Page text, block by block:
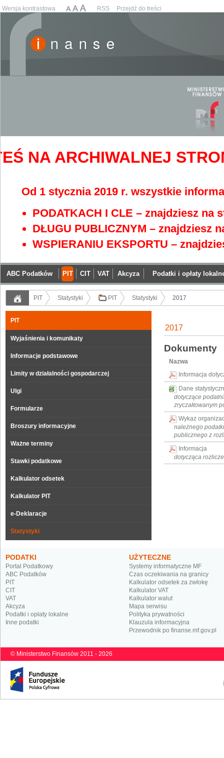
Wersja kontrastowa RSS Przejdź do treści
NA ARCHIWALNEJ
Od 1 stycznia 2019 r. wszystkie
PODATKACH I CLE – znajdziesz na
DŁUGU PUBLICZNYM – znajdziesz
WSPIERANIU EKSPORTU –
ABC Podatków PIT CIT VAT Akcyza Podatki i opłaty
PIT Statystyki PIT Statystyki 2017
PIT
Wyjaśnienia i komunikaty
Informacje podstawowe
Limity w działalności gospodarczej
Ulgi
Formularze
Broszury informacyjne
Ważne terminy
Stawki podatkowe
Kalkulator odsetek
Kalkulator PIT
e-Deklaracje
Statystyki
2017
Dokumenty
Nazwa
Informacja
Dane
dotyczące
zryczałtowanym
Wykaz
należnego
publicznego z
Informacja
dotycząca
PODATKI
Portal Podatkowy
ABC Podatków
PIT
CIT
VAT
Akcyza
Podatki i opłaty lokalne
Inne podatki
UŻYTECZNE
Systemy informatyczne MF
Czas oczekiwania na granicy
Kalkulator odsetek za zwłokę
Kalkulator VAT
Kalkulator walut
Mapa serwisu
Polityka prywatności
Klauzula informacyjna
Przewodnik po finanse.mf.gov.pl
© Ministerstwo Finansów 2011 - 2026